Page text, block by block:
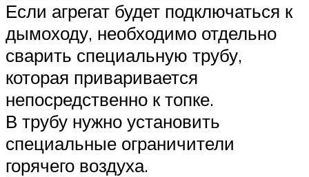
Если агрегат будет подключаться к
дымоходу, необходимо отдельно
сварить специальную трубу,
которая приваривается
непосредственно к топке.
В трубу нужно установить
специальные ограничители
горячего воздуха.